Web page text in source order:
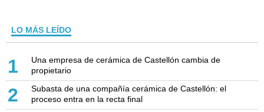
LO MÁS LEÍDO
1
Una empresa de cerámica de Castellón cambia de
propietario
2
Subasta de una compañía cerámica de Castellón: el
proceso entra en la recta final